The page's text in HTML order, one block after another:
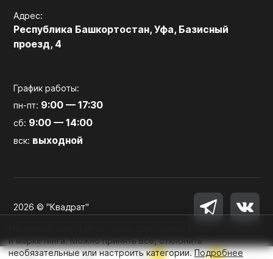
0 0
Адрес:
Республика Башкортостан, Уфа, Базисный
проезд, 4
График работы:
пн-пт: 9:00 — 17:30
сб: 9:00 — 14:00
вск: выходной
2026 © "Квадрат"
и маркетинга. Можно принять все, отклонить
необязательные или настроить категории.Подробнее